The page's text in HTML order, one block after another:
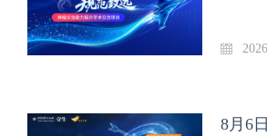
8月6